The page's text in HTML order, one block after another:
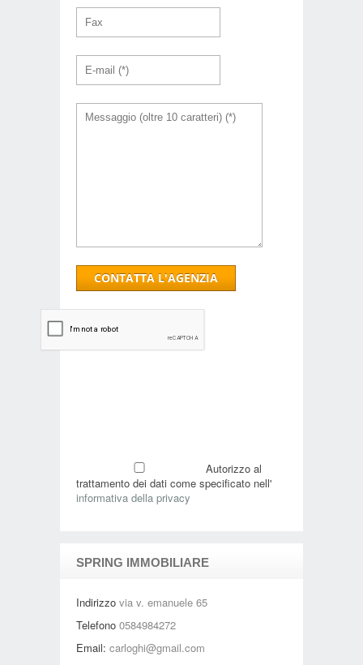
Autorizzo al
trattamento dei dati come specificato nell'
informativa della privacy
SPRING IMMOBILIARE
Indirizzo via v. emanuele 65
Telefono 0584984272
Email: carloghi@gmail.com